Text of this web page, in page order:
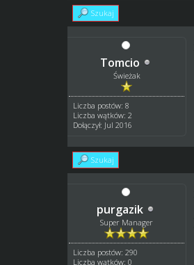
Szukaj
Tomcio
Świeżak
Liczba postów: 8
Liczba wątków: 2
Dołączył: Jul 2016
Szukaj
purgazik
Super Manager
Liczba postów: 290
Liczba wątków: 0